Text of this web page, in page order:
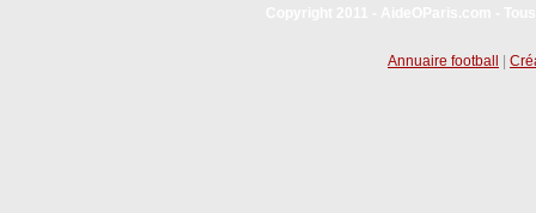
Annuaire football